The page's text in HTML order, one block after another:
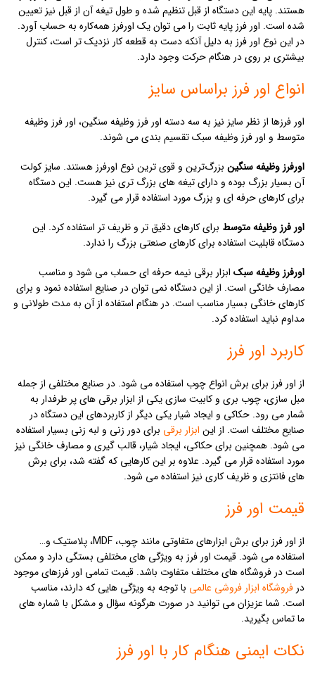
هستند. پایه این دستگاه از قبل تنظیم شده و طول تیغه آن از قبل نیز تعیین
شده است. اور فرز پایه ثابت را می توان یک اورفرز همه‌کاره به حساب آورد.
در این نوع اور فرز به دلیل آنکه دست به قطعه کار نزدیک تر است، کنترل
بیشتری بر روی در هنگام حرکت وجود دارد.
انواع اور فرز براساس سایز
اور فرزها از نظر سایز نیز به سه دسته اور فرز وظیفه سنگین، اور فرز وظیفه
متوسط و اور فرز وظیفه سبک تقسیم بندی می شوند.
اورفرز وظیفه سنگین بزرگ‌ترین و قوی ترین نوع اورفرز هستند. سایز کولت
آن بسیار بزرگ بوده و دارای تیغه های بزرگ تری نیز هست. این دستگاه
برای کارهای حرفه ای و بزرگ مورد استفاده قرار می گیرد.
اور فرز وظیفه متوسط برای کارهای دقیق تر و ظریف تر استفاده کرد. این
دستگاه قابلیت استفاده برای کارهای صنعتی بزرگ را ندارد.
اورفرز وظیفه سبک ابزار برقی نیمه حرفه ای حساب می شود و مناسب
مصارف خانگی است. از این دستگاه نمی توان در صنایع استفاده نمود و برای
کارهای خانگی بسیار مناسب است. در هنگام استفاده از آن به مدت طولانی و
مداوم نباید استفاده کرد.
کاربرد اور فرز
از اور فرز برای برش انواع چوب استفاده می شود. در صنایع مختلفی از جمله
مبل سازی، چوب بری و کابیت سازی یکی از ابزار برقی های پر طرفدار به
شمار می رود. حکاکی و ایجاد شیار یکی دیگر از کاربردهای این دستگاه در
صنایع مختلف است. از این ابزار برقی برای دور زنی و لبه زنی بسیار استفاده
می شود. همچنین برای حکاکی، ایجاد شیار، قالب گیری و مصارف خانگی نیز
مورد استفاده قرار می گیرد. علاوه بر این کارهایی که گفته شد، برای برش
های فانتزی و ظریف کاری نیز استفاده می شود.
قیمت اور فرز
از اور فرز برای برش ابزارهای متفاوتی مانند چوب، MDF، پلاستیک و…
استفاده می شود. قیمت اور فرز به ویژگی های مختلفی بستگی دارد و ممکن
است در فروشگاه های مختلف متفاوت باشد. قیمت تمامی اور فرزهای موجود
در فروشگاه ابزار فروشی عالمی با توجه به ویژگی هایی که دارند، مناسب
است. شما عزیزان می توانید در صورت هرگونه سؤال و مشکل با شماره های
ما تماس بگیرید.
نکات ایمنی هنگام کار با اور فرز